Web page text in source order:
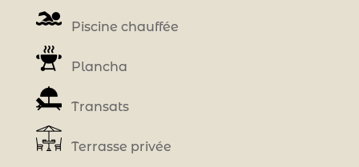
Piscine chauffée
Plancha
Transats
Terrasse privée